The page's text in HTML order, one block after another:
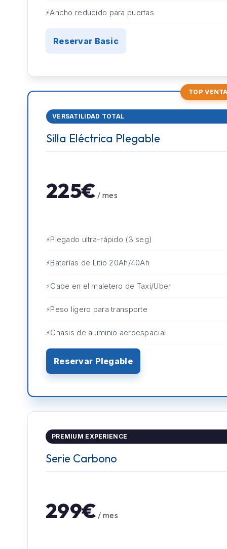
Ancho reducido para puertas
Reservar Basic
TOP
VERSATILIDAD TOTAL
Silla Eléctrica Plegable
225€ / mes
Plegado ultra-rápido (3 seg)
Baterías de Litio 20Ah/40Ah
Cabe en el maletero de Taxi/Uber
Peso ligero para transporte
Chasis de aluminio aeroespacial
Reservar Plegable
PREMIUM EXPERIENCE
Serie Carbono
299€ / mes